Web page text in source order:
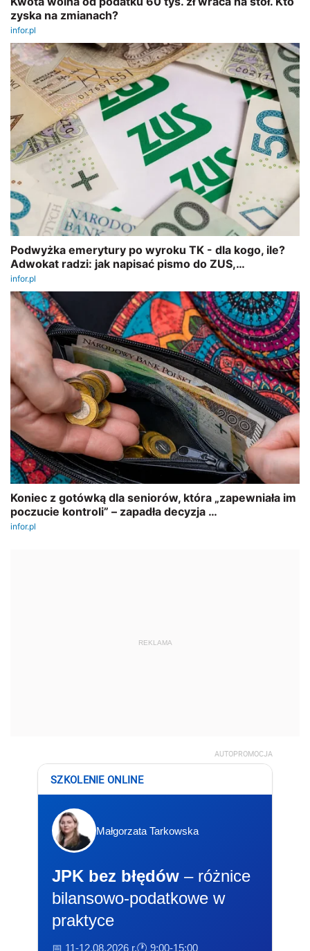
REKLAMA
AUTOPROMOCJA
SZKOLENIE ONLINE
Małgorzata Tarkowska
JPK bez błędów – różnice
bilansowo-podatkowe w
praktyce
📅 11-12.08.2026 r.🕐 9:00-15:00